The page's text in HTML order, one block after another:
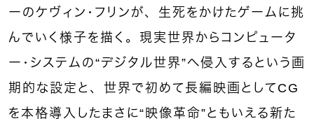
ーのケヴィン・フリンが、生死をかけたゲームに挑
んでいく様子を描く。現実世界からコンピュータ
ー・システムの“デジタル世界”へ侵入するという画
期的な設定と、世界で初めて長編映画としてCG
を本格導入したまさに“映像革命”ともいえる新た